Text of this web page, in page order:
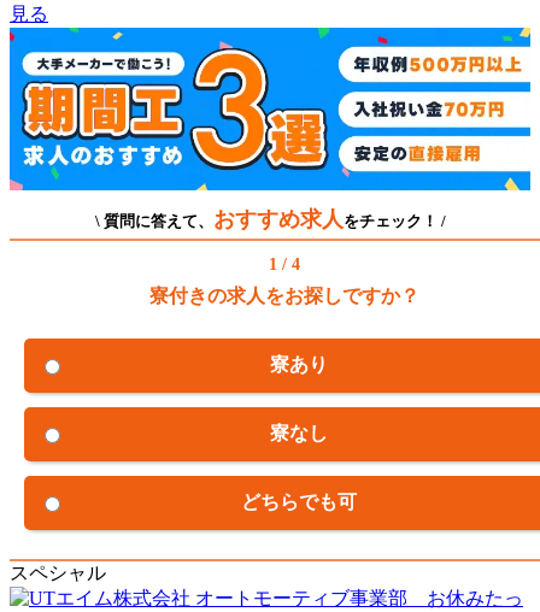
見る
\ 質問に答えて、 おすすめ求人 をチェック！ /
1 / 4
寮付きの求人をお探しですか？
寮あり
寮なし
どちらでも可
スペシャル